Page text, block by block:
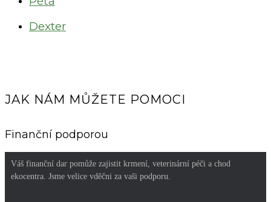
Dexter
JAK NÁM MŮŽETE POMOCI
Finanční podporou